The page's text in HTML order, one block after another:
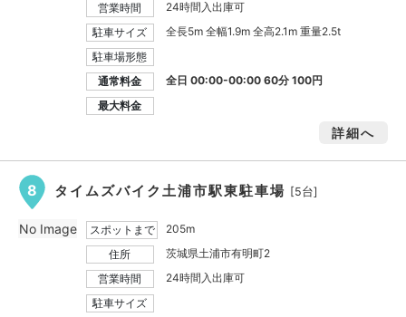
営業時間
24時間入出庫可
駐車サイズ
全長5m 全幅1.9m 全高2.1m 重量2.5t
駐車場形態
通常料金
全日 00:00-00:00 60分 100円
最大料金
詳細へ
8 タイムズバイク土浦市駅東駐車場 [5台]
スポットまで
205m
住所
茨城県土浦市有明町2
営業時間
24時間入出庫可
駐車サイズ
No Image